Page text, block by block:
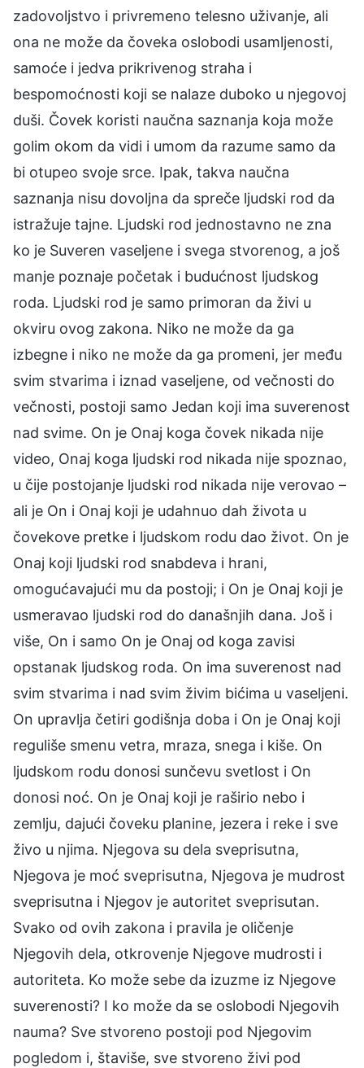
zadovoljstvo i privremeno telesno uživanje, ali
ona ne može da čoveka oslobodi usamljenosti,
samoće i jedva prikrivenog straha i
bespomoćnosti koji se nalaze duboko u njegovoj
duši. Čovek koristi naučna saznanja koja može
golim okom da vidi i umom da razume samo da
bi otupeo svoje srce. Ipak, takva naučna
saznanja nisu dovoljna da spreče ljudski rod da
istražuje tajne. Ljudski rod jednostavno ne zna
ko je Suveren vaseljene i svega stvorenog, a još
manje poznaje početak i budućnost ljudskog
roda. Ljudski rod je samo primoran da živi u
okviru ovog zakona. Niko ne može da ga
izbegne i niko ne može da ga promeni, jer među
svim stvarima i iznad vaseljene, od večnosti do
večnosti, postoji samo Jedan koji ima suverenost
nad svime. On je Onaj koga čovek nikada nije
video, Onaj koga ljudski rod nikada nije spoznao,
u čije postojanje ljudski rod nikada nije verovao –
ali je On i Onaj koji je udahnuo dah života u
čovekove pretke i ljudskom rodu dao život. On je
Onaj koji ljudski rod snabdeva i hrani,
omogućavajući mu da postoji; i On je Onaj koji je
usmeravao ljudski rod do današnjih dana. Još i
više, On i samo On je Onaj od koga zavisi
opstanak ljudskog roda. On ima suverenost nad
svim stvarima i nad svim živim bićima u vaseljeni.
On upravlja četiri godišnja doba i On je Onaj koji
reguliše smenu vetra, mraza, snega i kiše. On
ljudskom rodu donosi sunčevu svetlost i On
donosi noć. On je Onaj koji je raširio nebo i
zemlju, dajući čoveku planine, jezera i reke i sve
živo u njima. Njegova su dela sveprisutna,
Njegova je moć sveprisutna, Njegova je mudrost
sveprisutna i Njegov je autoritet sveprisutan.
Svako od ovih zakona i pravila je oličenje
Njegovih dela, otkrovenje Njegove mudrosti i
autoriteta. Ko može sebe da izuzme iz Njegove
suverenosti? I ko može da se oslobodi Njegovih
nauma? Sve stvoreno postoji pod Njegovim
pogledom i, štaviše, sve stvoreno živi pod